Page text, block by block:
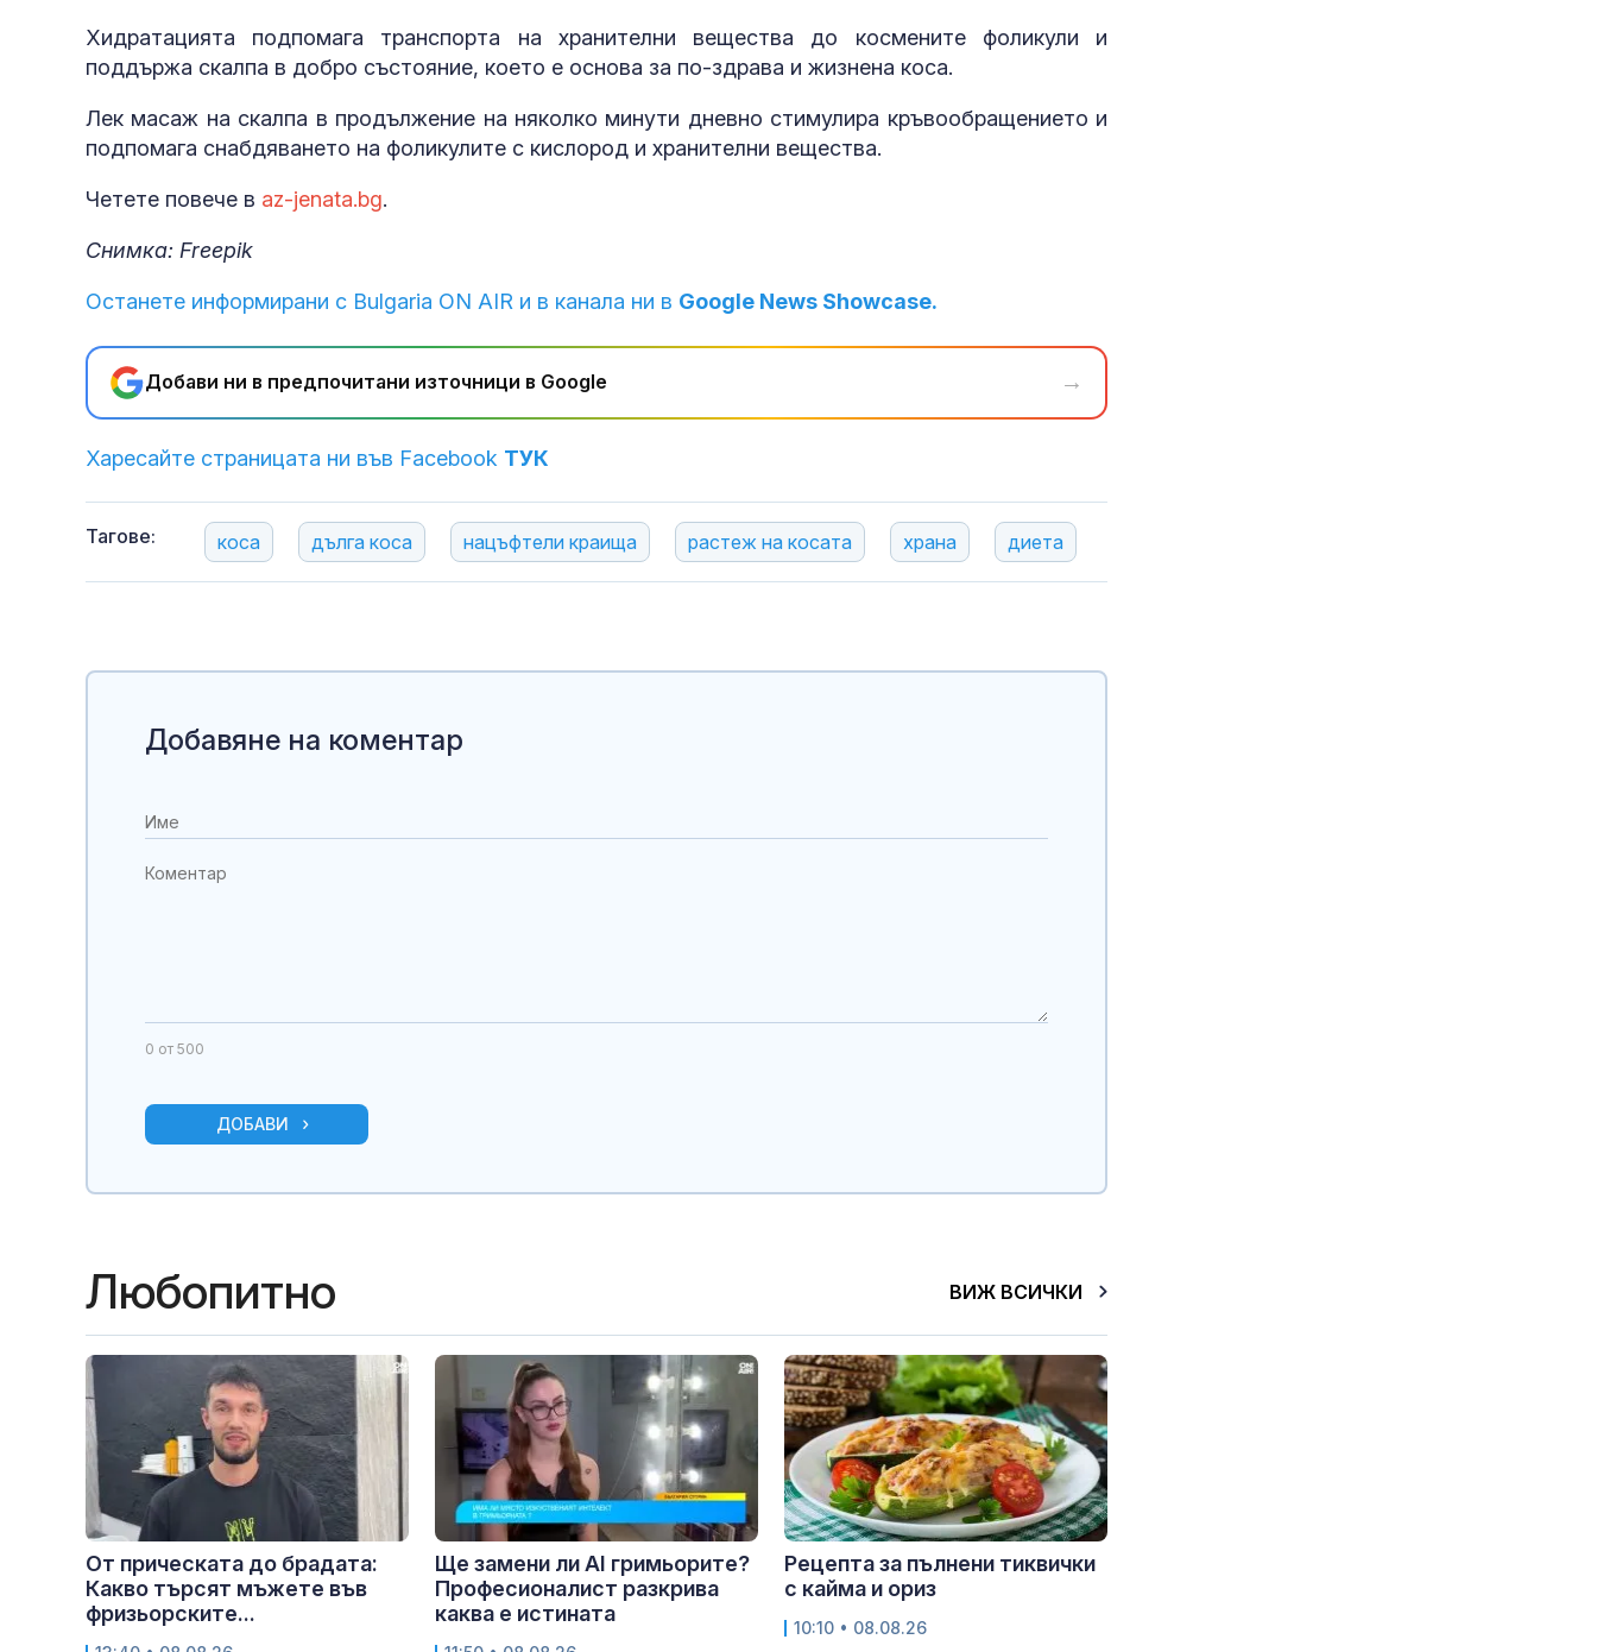
Хидратацията подпомага транспорта на хранителни вещества до космените фоликули и
поддържа скалпа в добро състояние, което е основа за по-здрава и жизнена коса.
Лек масаж на скалпа в продължение на няколко минути дневно стимулира кръвообращението и
подпомага снабдяването на фоликулите с кислород и хранителни вещества.
Четете повече в az-jenata.bg.
Снимка: Freepik
Останете информирани с Bulgaria ON AIR и в канала ни в Google News Showcase.
Добави ни в предпочитани източници в Google →
Харесайте страницата ни във Facebook ТУК
Тагове: коса дълга коса нацъфтели краища растеж на косата храна диета
Добавяне на коментар
0 от 500
ДОБАВИ
Любопитно ВИЖ ВСИЧКИ
От прическата до брадата:
Какво търсят мъжете във
фризьорските...
Ще замени ли AI гримьорите?
Професионалист разкрива
каква е истината
Рецепта за пълнени тиквички
с кайма и ориз
10:10 • 08.08.26